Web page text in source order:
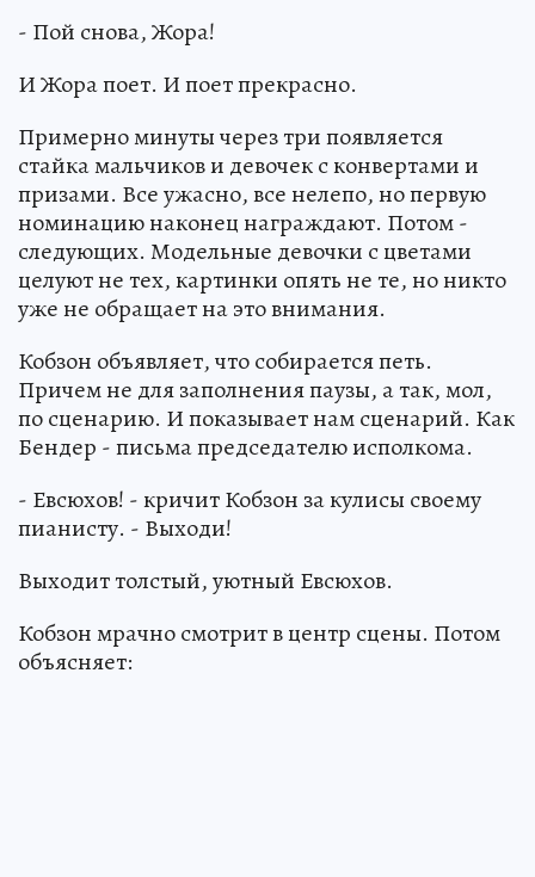
- Пой снова, Жора!
И Жора поет. И поет прекрасно.
Примерно минуты через три появляется
стайка мальчиков и девочек с конвертами и
призами. Все ужасно, все нелепо, но первую
номинацию наконец награждают. Потом -
следующих. Модельные девочки с цветами
целуют не тех, картинки опять не те, но никто
уже не обращает на это внимания.
Кобзон объявляет, что собирается петь.
Причем не для заполнения паузы, а так, мол,
по сценарию. И показывает нам сценарий. Как
Бендер - письма председателю исполкома.
- Евсюхов! - кричит Кобзон за кулисы своему
пианисту. - Выходи!
Выходит толстый, уютный Евсюхов.
Кобзон мрачно смотрит в центр сцены. Потом
объясняет: